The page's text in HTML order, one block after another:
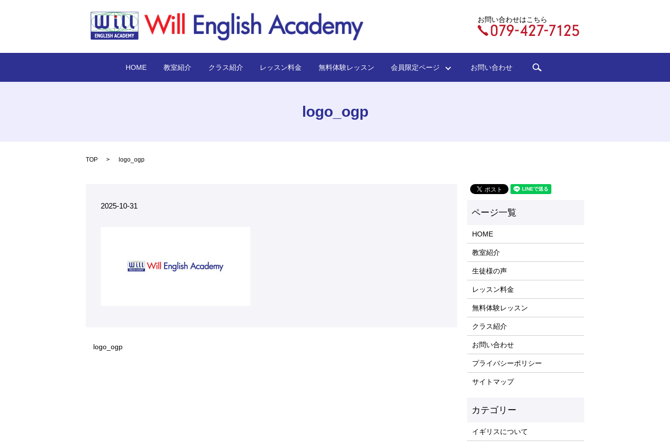
お問い合わせはこちら
HOME 教室紹介 クラス紹介 レッスン料金 無料体験レッスン 会員限定ページ お問い合わせ
logo_ogp
TOP logo_ogp
2025-10-31
logo_ogp
HOME
教室紹介
生徒様の声
レッスン料金
無料体験レッスン
クラス紹介
お問い合わせ
プライバシーポリシー
サイトマップ
イギリスについて